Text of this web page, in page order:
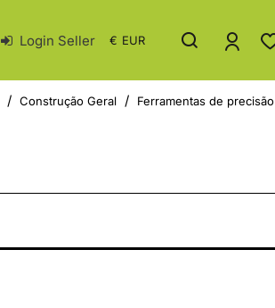
Login Seller € EUR
Construção Geral Ferramentas de precisão